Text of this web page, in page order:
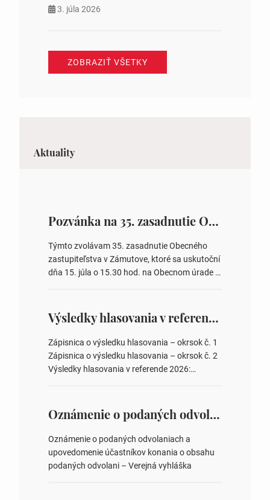
3. júla 2026
ZOBRAZIŤ VŠETKY
Aktuality
Pozvánka na 35. zasadnutie OZ v Zámutove
Týmto zvolávam 35. zasadnutie Obecného
zastupiteľstva v Zámutove, ktoré sa uskutoční
dňa 15. júla o 15.30 hod. na Obecnom úrade v
overovateľov zápisnice 3. Určenie volebných
obvodov pre voľby poslancov obecných
zastupiteľstiev, počtu poslancov obecných
zastupiteľstiev v nich 4. Schválenie odpredaja
obecného pozemku –…
Výsledky hlasovania v referende 2026
Zápisnica o výsledku hlasovania – okrsok č. 1
Zápisnica o výsledku hlasovania – okrsok č. 2
Výsledky hlasovania v referende 2026:
ysledky.html
Oznámenie o podaných odvolaniach a upovedomenie účastníkov konania o obsahu podaných odvolani – Verejná vyhláška
Oznámenie o podaných odvolaniach a
upovedomenie účastníkov konania o obsahu
podaných odvolani – Verejná vyhláška